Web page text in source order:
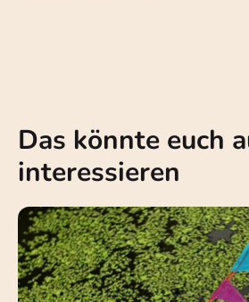
Das könnte euch
interessieren